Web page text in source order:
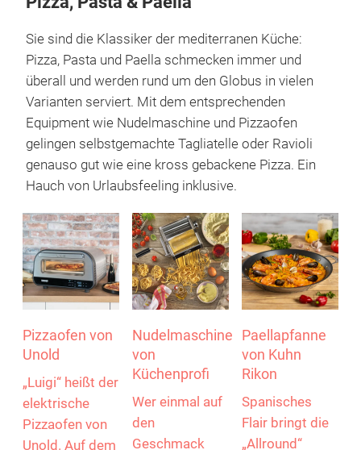
Pizza, Pasta & Paella
Sie sind die Klassiker der mediterranen Küche:
Pizza, Pasta und Paella schmecken immer und
überall und werden rund um den Globus in vielen
Varianten serviert. Mit dem entsprechenden
Equipment wie Nudelmaschine und Pizzaofen
gelingen selbstgemachte Tagliatelle oder Ravioli
genauso gut wie eine kross gebackene Pizza. Ein
Hauch von Urlaubsfeeling inklusive.
Pizzaofen von
Unold
„Luigi“ heißt der
elektrische
Pizzaofen von
Nudelmaschine
von
Küchenprofi
Wer einmal auf
den
Paellapfanne
von Kuhn
Rikon
Spanisches
Flair bringt die